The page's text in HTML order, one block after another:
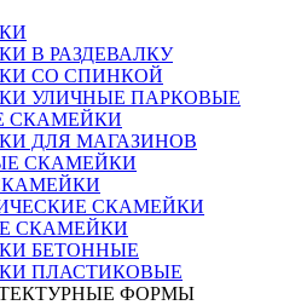
В РАЗДЕВАЛКУ
СО СПИНКОЙ
УЛИЧНЫЕ ПАРКОВЫЕ
СКАМЕЙКИ
ДЛЯ МАГАЗИНОВ
СКАМЕЙКИ
СКАМЕЙКИ
СКАМЕЙКИ
БЕТОННЫЕ
ПЛАСТИКОВЫЕ
ФОРМЫ